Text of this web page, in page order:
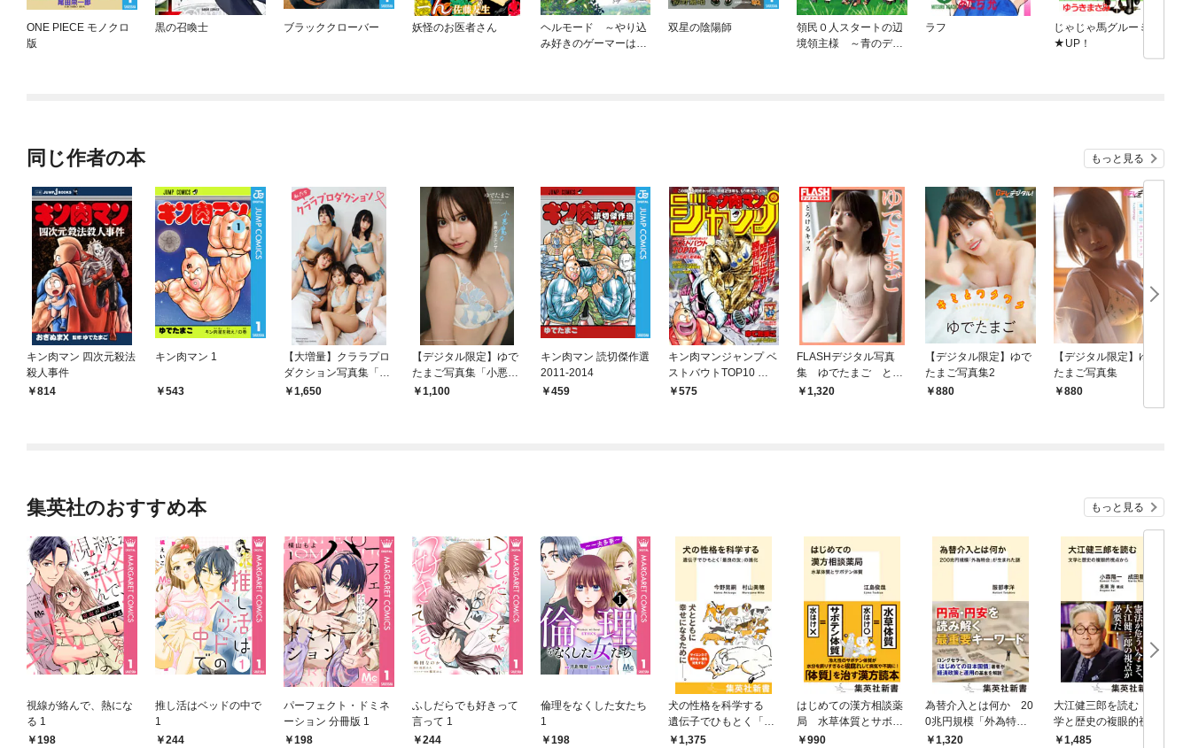
ONE PIECE モノクロ
版
黒の召喚士 ブラッククローバー 妖怪のお医者さん
ヘルモード ～やり込
み好きのゲーマーは廃
双星の陰陽師
領民０人スタートの辺
境領主様 ～青のディ
ラフ
じゃじゃ馬グルーミン
★UP！
同じ作者の本 もっと見る
キン肉マン 四次元殺法
殺人事件
814
キン肉マン 1
543
【大増量】クララプロ
ダクション写真集「私
たちクララプロダクシ
1,650
【デジタル限定】ゆで
たまご写真集「小悪魔
な最胸グラエンサー」
1,100
キン肉マン 読切傑作選
2011-2014
459
キン肉マンジャンプ ベ
ストバウトTOP10 完
璧超人始祖編
575
FLASHデジタル写真
集 ゆでたまご とろ
けるキッス
1,320
【デジタル限定】ゆで
たまご写真集2
880
【デジタル限定】ゆで
たまご写真集
880
集英社のおすすめ本 もっと見る
視線が絡んで、熱にな
る 1
198
推し活はベッドの中で
1
244
パーフェクト・ドミネ
ーション 分冊版 1
198
ふしだらでも好きって
言って 1
244
倫理をなくした女たち
1
198
犬の性格を科学する
遺伝子でひもとく「最
良の友」の進化
1,375
はじめての漢方相談薬
局 水草体質とサボテ
ン体質
990
為替介入とは何か 20
0兆円規模「外為特
会」が生まれた謎
1,320
大江健三郎を読む 文
学と歴史の複眼的視点
から1,485